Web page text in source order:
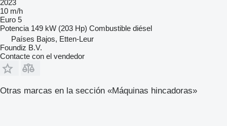
2023
10 m/h
Euro 5
Potencia 149 kW (203 Hp) Combustible diésel
Países Bajos, Etten-Leur
Foundiz B.V.
Contacte con el vendedor
Otras marcas en la sección «Máquinas hincadoras»